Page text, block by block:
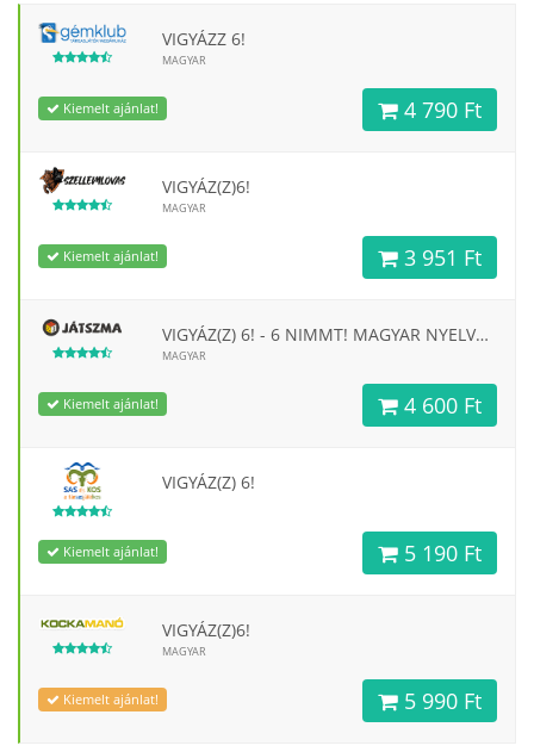
VIGYÁZZ 6!
MAGYAR
Kiemelt ajánlat! 4 790 Ft
VIGYÁZ(Z)6!
MAGYAR
Kiemelt ajánlat! 3 951 Ft
VIGYÁZ(Z) 6! - 6 NIMMT! MAGYAR NYELVŰ TÁRSASJÁTÉK
MAGYAR
Kiemelt ajánlat! 4 600 Ft
VIGYÁZ(Z) 6!
Kiemelt ajánlat! 5 190 Ft
VIGYÁZ(Z)6!
MAGYAR
Kiemelt ajánlat! 5 990 Ft